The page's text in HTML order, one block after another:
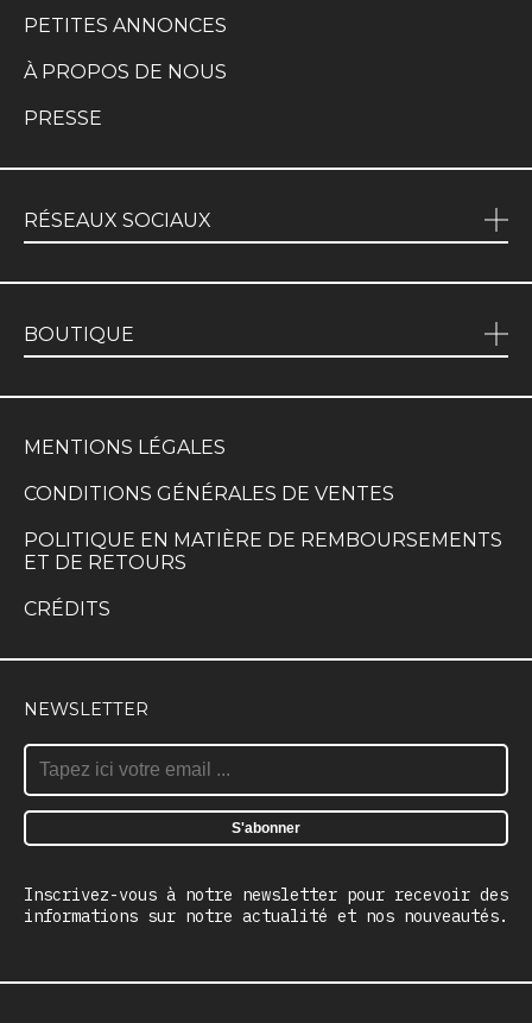
PETITES ANNONCES
À PROPOS DE NOUS
PRESSE
RÉSEAUX SOCIAUX
BOUTIQUE
MENTIONS LÉGALES
CONDITIONS GÉNÉRALES DE VENTES
POLITIQUE EN MATIÈRE DE REMBOURSEMENTS
ET DE RETOURS
CRÉDITS
NEWSLETTER
Inscrivez-vous à notre newsletter pour recevoir des
informations sur notre actualité et nos nouveautés.